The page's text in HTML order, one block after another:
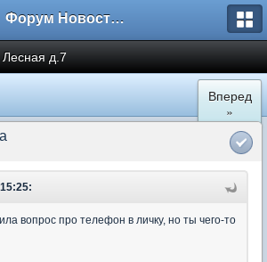
Форум Новостройки
д.7
Вперед
»
вопрос про телефон в личку, но ты чего-то